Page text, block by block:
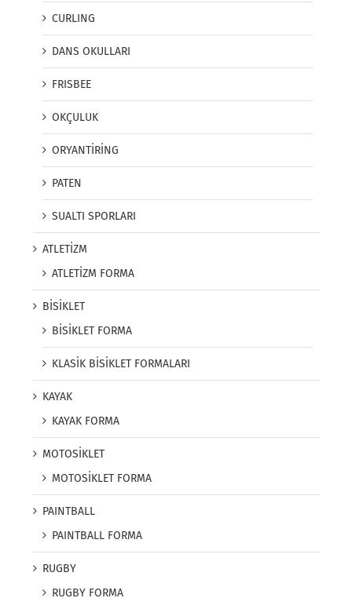
CURLING
DANS OKULLARI
FRISBEE
OKÇULUK
ORYANTİRİNG
PATEN
SUALTI SPORLARI
ATLETİZM
ATLETİZM FORMA
BİSİKLET
BİSİKLET FORMA
KLASİK BİSİKLET FORMALARI
KAYAK
KAYAK FORMA
MOTOSİKLET
MOTOSİKLET FORMA
PAINTBALL
PAINTBALL FORMA
RUGBY
RUGBY FORMA